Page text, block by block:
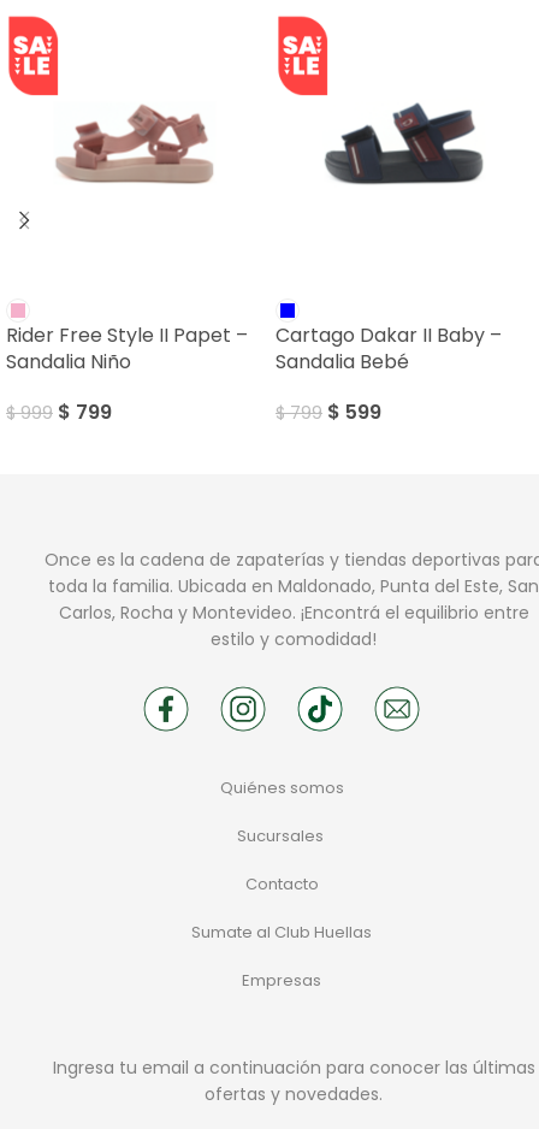
Rider Free Style II Papet –
Sandalia Niño
$999 $ 799
Cartago Dakar II Baby –
Sandalia Bebé
$799 $ 599
Once es la cadena de zapaterías y tiendas deportivas
toda la familia. Ubicada en Maldonado, Punta del Este, San
Carlos, Rocha y Montevideo. ¡Encontrá el equilibrio entre
estilo y comodidad!
Quiénes somos
Sucursales
Contacto
Sumate al Club Huellas
Empresas
Ingresa tu email a continuación para conocer las últimas
ofertas y novedades.